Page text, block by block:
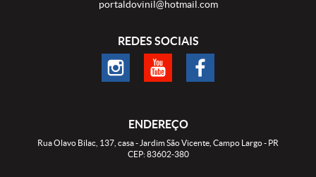
portaldovinil@hotmail.com
REDES SOCIAIS
ENDEREÇO
Rua Olavo Bilac, 137, casa- Jardim São Vicente, Campo Largo- PR
CEP: 83602-380